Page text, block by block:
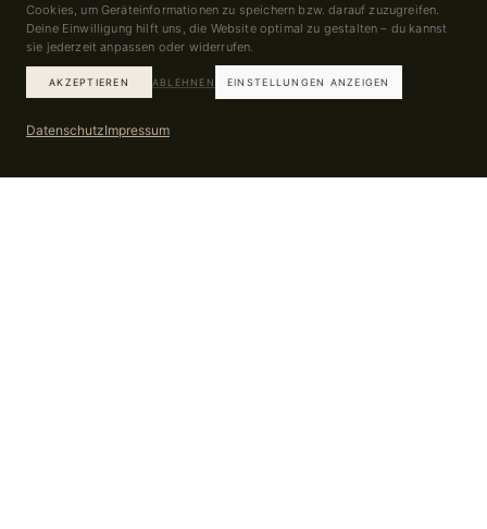
Cookies, um Geräteinformationen zu speichern bzw. darauf zuzugreifen.
Deine Einwilligung hilft uns, die Website optimal zu gestalten – du kannst
sie jederzeit anpassen oder widerrufen.
AKZEPTIEREN ABLEHNEN EINSTELLUNGEN ANZEIGEN
DatenschutzImpressum